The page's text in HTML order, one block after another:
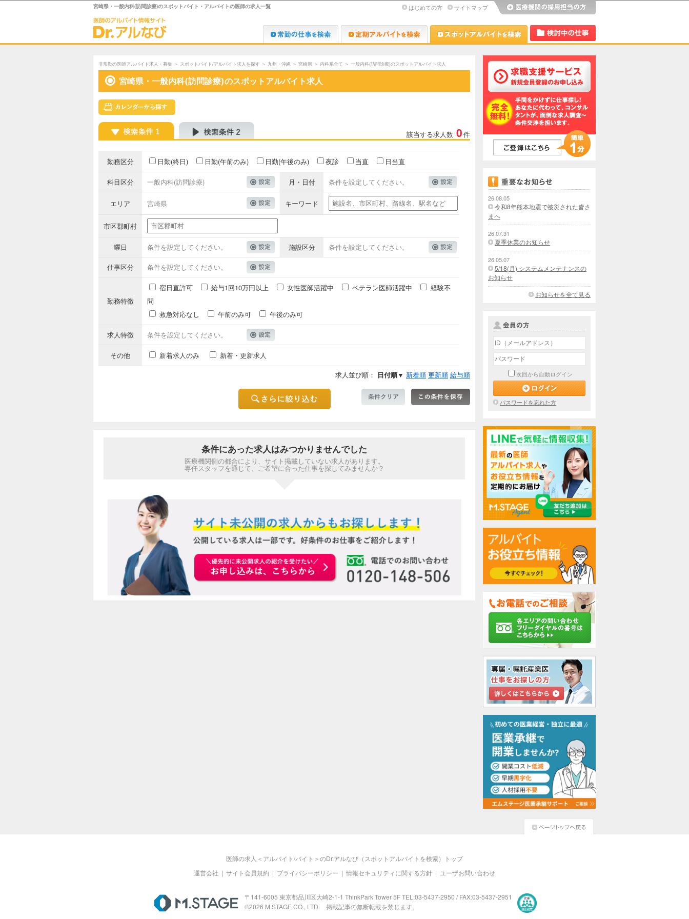
宮崎県・一般内科(訪問診療)のスポットバイト・アルバイトの医師の求人一覧 はじめての方 サイトマップ
Dr.転職なび Dr.アルなび Dr.アルなび
非常勤の医師アルバイト求人・募集 ＞ スポットバイト/アルバイト求人を探す ＞ 九州・沖縄 ＞ 宮崎県 ＞ 内科系全て ＞ 一般内科(訪問診療)のスポットアルバイト求人
宮崎県・一般内科(訪問診療)のスポットアルバイト求人
該当する求人数 0件
勤務区分 日勤(終日) 日勤(午前のみ) 日勤(午後のみ) 夜診 当直 日当直
科目区分 一般内科(訪問診療) 月・日付 条件を設定してください。
エリア 宮崎県 キーワード
市区郡町村
曜日 条件を設定してください。 施設区分 条件を設定してください。
仕事区分 条件を設定してください。
勤務特徴
宿日直許可 給与1回10万円以上 女性医師活躍中 ベテラン医師活躍中
経験不
問
救急対応なし
午前のみ可 午後のみ可
求人特徴 条件を設定してください。
その他 新着求人のみ
新着・更新求人
求人並び順： 日付順▼ 新着順 更新順 給与順
条件にあった求人はみつかりませんでした
医療機関側の都合により、サイト掲載していない求人があります。
専任スタッフを通じて、ご希望に合った仕事を探してみませんか？
お申込みはこちらから
26.08.05
令和8年熊本地震で被災された皆さ
まへ
26.07.31
夏季休業のお知らせ
26.05.07
5/18(月) システムメンテナンスの
お知らせ
お知らせを全て見る
次回から自動ログイン
パスワードを忘れた方
医師の求人＜アルバイト/バイト＞のDr.アルなび（スポットアルバイトを検索）トップ
運営会社 | サイト会員規約 | プライバシーポリシー | 情報セキュリティに関する方針 | ユーザお問い合わせ
M.STAGE
〒141-6005 東京都品川区大崎2-1-1 ThinkPark Tower 5F TEL:03-5437-2950 / FAX:03-5437-2951
©2026 M.STAGE CO., LTD. 掲載記事の無断転載を禁じます。